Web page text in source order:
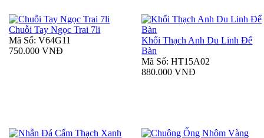
Chuỗi Tay Ngọc Trai 7li
Mã Số: V64G11
750.000 VNĐ
Khối Thạch Anh Du Linh Để
Bàn
Mã Số: HT15A02
880.000 VNĐ